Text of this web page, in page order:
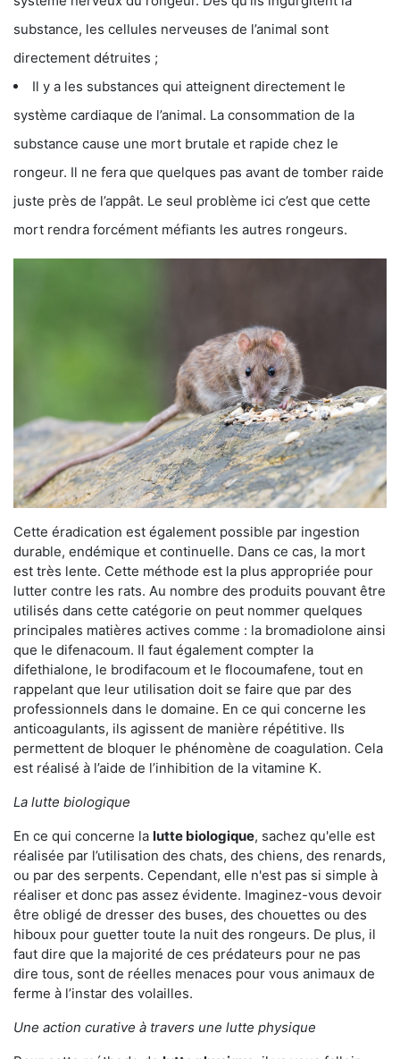
substance, les cellules nerveuses de l’animal sont
directement détruites ;
Il y a les substances qui atteignent directement le
système cardiaque de l’animal. La consommation de la
substance cause une mort brutale et rapide chez le
rongeur. Il ne fera que quelques pas avant de tomber raide
juste près de l’appât. Le seul problème ici c’est que cette
mort rendra forcément méfiants les autres rongeurs.
Cette éradication est également possible par ingestion
durable, endémique et continuelle. Dans ce cas, la mort
est très lente. Cette méthode est la plus appropriée pour
lutter contre les rats. Au nombre des produits pouvant être
utilisés dans cette catégorie on peut nommer quelques
principales matières actives comme : la bromadiolone ainsi
que le difenacoum. Il faut également compter la
difethialone, le brodifacoum et le flocoumafene, tout en
rappelant que leur utilisation doit se faire que par des
professionnels dans le domaine. En ce qui concerne les
anticoagulants, ils agissent de manière répétitive. Ils
permettent de bloquer le phénomène de coagulation. Cela
est réalisé à l’aide de l’inhibition de la vitamine K.
La lutte biologique
En ce qui concerne la lutte biologique, sachez qu'elle est
réalisée par l’utilisation des chats, des chiens, des renards,
ou par des serpents. Cependant, elle n'est pas si simple à
réaliser et donc pas assez évidente. Imaginez-vous devoir
être obligé de dresser des buses, des chouettes ou des
hiboux pour guetter toute la nuit des rongeurs. De plus, il
faut dire que la majorité de ces prédateurs pour ne pas
dire tous, sont de réelles menaces pour vous animaux de
ferme à l’instar des volailles.
Une action curative à travers une lutte physique